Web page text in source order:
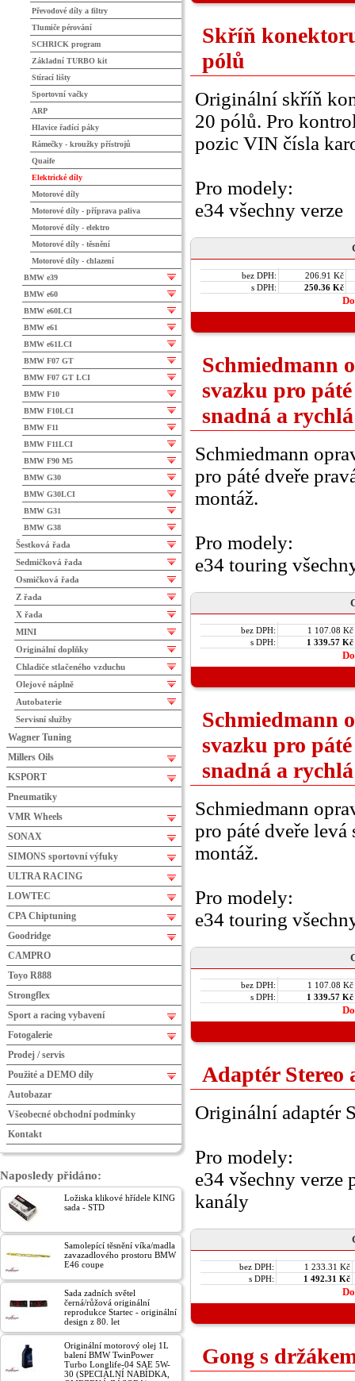
Skříň
pólů
Originální skříň
20 pólů. Pro
pozic VIN čísla
Pro modely:
e34 všechny verze
bez DPH:
206.91 Kč
s DPH:
250.36 Kč
Schmiedmann
svazku pro
snadná a
Schmiedmann
pro páté dveře
montáž.
Pro modely:
e34 touring
bez DPH:
1 107.08 Kč
s DPH:
1 339.57 Kč
Schmiedmann
svazku pro
snadná a
Schmiedmann
pro páté dveře levá
montáž.
Pro modely:
e34 touring
bez DPH:
1 107.08 Kč
s DPH:
1 339.57 Kč
Adaptér Stereo
Originální adaptér
Pro modely:
e34 všechny verze
kanály
bez DPH:
1 233.31 Kč
s DPH:
1 492.31 Kč
Gong s
Převodové díly a filtry
Tlumiče pérování
SCHRICK program
Základní TURBO kit
Stírací lišty
Sportovní vačky
ARP
Hlavice řadící páky
Rámečky - kroužky přístrojů
Quaife
Elektrické díly
Motorové díly
Motorové díly - příprava paliva
Motorové díly - elektro
Motorové díly - těsnění
Motorové díly - chlazení
BMW e39
BMW e60
BMW e60LCI
BMW e61
BMW e61LCI
BMW F07 GT
BMW F07 GT LCI
BMW F10
BMW F10LCI
BMW F11
BMW F11LCI
BMW F90 M5
BMW G30
BMW G30LCI
BMW G31
BMW G38
Šestková řada
Sedmičková řada
Osmičková řada
Z řada
X řada
MINI
Originální doplňky
Chladiče stlačeného vzduchu
Olejové náplně
Autobaterie
Servisní služby
Wagner Tuning
Millers Oils
KSPORT
Pneumatiky
VMR Wheels
SONAX
SIMONS sportovní výfuky
ULTRA RACING
LOWTEC
CPA Chiptuning
Goodridge
CAMPRO
Toyo R888
Strongflex
Sport a racing vybavení
Fotogalerie
Prodej / servis
Použité a DEMO díly
Autobazar
Všeobecné obchodní podmínky
Kontakt
Naposledy přidáno:
Ložiska klikové hřídele KING
sada - STD
Samolepící těsnění víka/madla
zavazadlového prostoru BMW
E46 coupe
Sada zadních světel
černá/růžová originální
reprodukce Startec - originální
design z 80. let
Originální motorový olej 1L
balení BMW TwinPower
Turbo Longlife-04 SAE 5W-
30 (SPECIÁLNÍ NABÍDKA,